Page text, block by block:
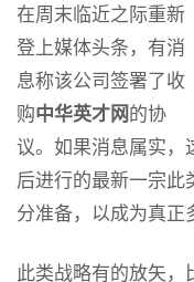
在周末临近之际重新
登上媒体头条，有消
息称该公司签署了收
购中华英才网的协
议。如果消息属实，
后进行的最新一宗此
分准备，以成为真正
此类战略有的放矢